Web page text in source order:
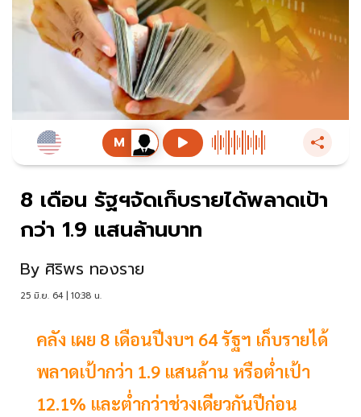
8 เดือน รัฐฯจัดเก็บรายได้พลาดเป้า
กว่า 1.9 แสนล้านบาท
By ศิริพร ทองราย
25 มิ.ย. 64 | 10:38 น.
คลัง เผย 8 เดือนปีงบฯ 64 รัฐฯ เก็บรายได้
พลาดเป้ากว่า 1.9 แสนล้าน หรือต่ำเป้า
12.1% และต่ำกว่าช่วงเดียวกันปีก่อน